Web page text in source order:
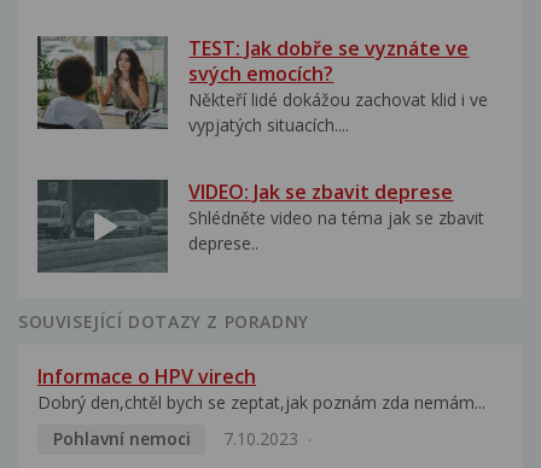
TEST: Jak dobře se vyznáte ve
svých emocích?
Někteří lidé dokážou zachovat klid i ve
vypjatých situacích....
VIDEO: Jak se zbavit deprese
Shlédněte video na téma jak se zbavit
deprese..
SOUVISEJÍCÍ DOTAZY Z PORADNY
Informace o HPV virech
Dobrý den,chtěl bych se zeptat,jak poznám zda nemám...
Pohlavní nemoci
7.10.2023